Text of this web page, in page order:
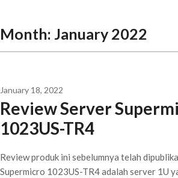
Month: January 2022
January 18, 2022
Review Server
1023US-TR4
Review produk ini sebelumnya telah
Supermicro 1023US-TR4 adalah server 1U